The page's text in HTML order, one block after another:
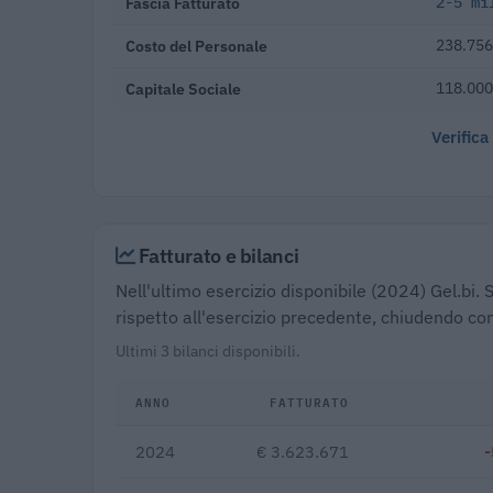
Costo del Personale
Capitale Sociale
Fatturato e bilanci
Nell'ultimo esercizio disponibile (2024)
rispetto all'esercizio precedente, chiudendo
Ultimi 3 bilanci disponibili.
ANNO FATTURATO
2024 € 3.623.671